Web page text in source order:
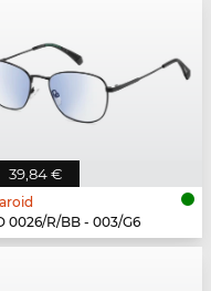
39,84 €
0026/R/BB - 003/G6